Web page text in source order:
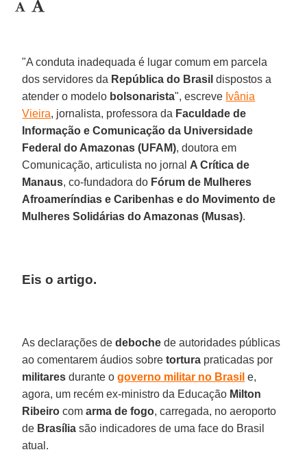
"A conduta inadequada é lugar comum em parcela
dos servidores da República do Brasil dispostos a
atender o modelo bolsonarista", escreve Ivânia
Vieira, jornalista, professora da Faculdade de
Informação e Comunicação da Universidade
Federal do Amazonas (UFAM), doutora em
Comunicação, articulista no jornal A Crítica de
Manaus, co-fundadora do Fórum de Mulheres
Afroameríndias e Caribenhas e do Movimento de
Mulheres Solidárias do Amazonas (Musas).
Eis o artigo.
As declarações dedeboche de autoridades públicas
ao comentarem áudios sobretortura praticadas por
militares durante ogoverno militar no Brasil e,
agora, um recém ex-ministro da Educação Milton
Ribeiro comarma de fogo, carregada, no aeroporto
de Brasília são indicadores de uma face do Brasil
atual.